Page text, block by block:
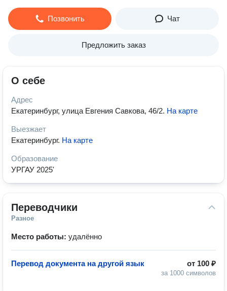
Позвонить Чат
Предложить заказ
О себе
Адрес
Екатеринбург, улица Евгения Савкова, 46/2. На карте
Выезжает
Екатеринбург. На карте
Образование
УРГАУ 2025'
Переводчики
Разное
Место работы: удалённо
от 100 ₽
за 1000 символов
Перевод документа на другой язык